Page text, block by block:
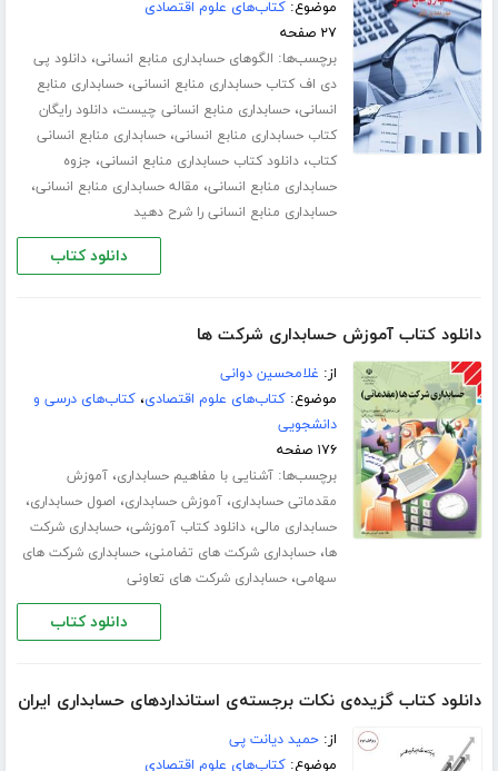
موضوع:کتاب‌های علوم اقتصادی
۲۷ صفحه
برچسب‌ها: الگوهای حسابداری منابع انسانی،دانلود پی
دی اف کتاب حسابداری منابع انسانی،حسابداری منابع
انسانی،حسابداری منابع انسانی چیست،دانلود رایگان
کتاب حسابداری منابع انسانی،حسابداری منابع انسانی
کتاب،دانلود کتاب حسابداری منابع انسانی، جزوه
حسابداری منابع انسانی، مقاله حسابداری منابع انسانی،
حسابداری منابع انسانی را شرح دهید
دانلود کتاب
دانلود کتاب آموزش حسابداری شرکت ها
از: غلامحسین دوانی
موضوع:کتاب‌های علوم اقتصادی،کتاب‌های درسی و
دانشجویی
۱۷۶ صفحه
برچسب‌ها:آشنایی با مفاهیم حسابداری،آموزش
مقدماتی حسابداری،آموزش حسابداری، اصول حسابداری،
حسابداری مالی،دانلود کتاب آموزشی،حسابداری شرکت
ها،حسابداری شرکت های تضامنی،حسابداری شرکت های
سهامی،حسابداری شرکت های تعاونی
دانلود کتاب
دانلود کتاب گزیده‌ی نکات برجسته‌ی استانداردهای حسابداری ایران
از:حمید دیانت پی
موضوع:کتاب‌های علوم اقتصادی